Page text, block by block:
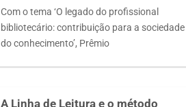
Com o tema ‘O legado do profissional
bibliotecário: contribuição para a sociedade
do conhecimento’, Prêmio
A Linha de Leitura e o método